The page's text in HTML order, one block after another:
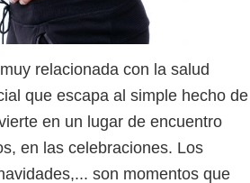
relacionada con la salud
que escapa al simple hecho de
en un lugar de encuentro
en las celebraciones. Los
son momentos que